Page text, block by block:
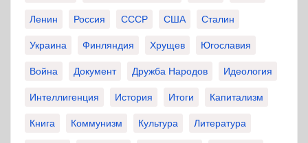
Ленин Россия СССР США Сталин
Украина Финляндия Хрущев Югославия
Война Документ Дружба Народов Идеология
Интеллигенция История Итоги Капитализм
Книга Коммунизм Культура Литература